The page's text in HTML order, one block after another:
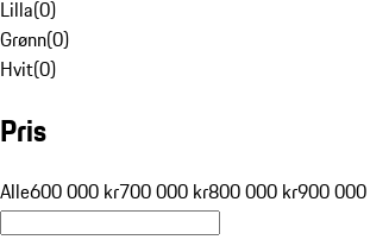
Lilla(0)
Grønn(0)
Hvit(0)
Pris
Alle600 000 kr700 000 kr800 000 kr900